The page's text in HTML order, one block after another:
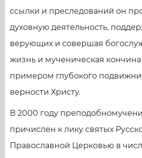
ссылки и преследований он
духовную деятельность,
верующих и совершая
жизнь и мученическая кончина
примером глубокого
верности Христу.
В 2000 году
причислен к лику святых
Православной Церковью в